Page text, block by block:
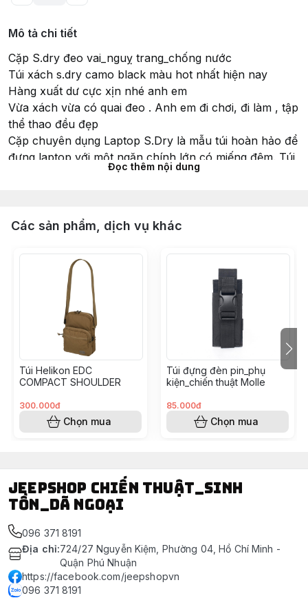
Mô tả chi tiết
Cặp S.dry đeo vai_nguỵ trang_chống nước
Túi xách s.dry camo black màu hot nhất hiện nay
Hàng xuất dư cực xịn nhé anh em
Vừa xách vừa có quai đeo . Anh em đi chơi, đi làm , tập
thể thao đều đẹp
Cặp chuyên dụng Laptop S.Dry là mẫu túi hoàn hảo để
đựng laptop với một ngăn chính lớn có miếng đệm. Túi
trước cặp có khóa zip, dây đeo có khả năng điều chỉnh
laptop như điện thoại, chìa khóa, ví,...
dụng Laptop S.Dry là khả năng chống nước cực tốt,
nhờ vậy mà các vật dụng trong túi được đảm bảo an
- Kích thước: 30cm x 45cm x 10cm
- Chất liệu: 100% polyester chống nước cực tốt
#capdeovai #caplinh #tuideovai #quandoi #nguytra
#linh #cap
Đọc thêm nội dung
Các sản phẩm, dịch vụ khác
Túi Helikon EDC
COMPACT SHOULDER
300.000đ
Chọn mua
Túi đựng đèn pin_phụ
kiện_chiến thuật Molle
85.000đ
Chọn mua
Jeepshop chiến thuật_sinh
tồn_dã ngoại
096 371 8191
Địa chỉ:724/27 Nguyễn Kiệm, Phường 04, Hồ Chí Minh -
Quận Phú Nhuận
https://facebook.com/jeepshopvn
096 371 8191